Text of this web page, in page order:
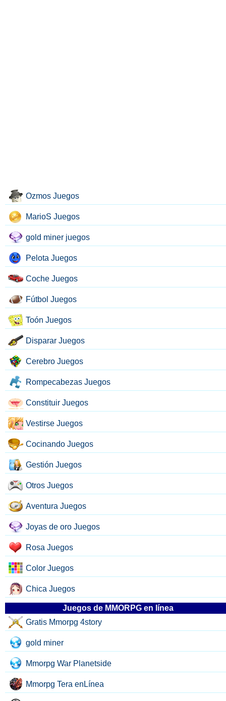
Ozmos Juegos
MarioS Juegos
gold miner juegos
Pelota Juegos
Coche Juegos
Fútbol Juegos
Toón Juegos
Disparar Juegos
Cerebro Juegos
Rompecabezas Juegos
Constituir Juegos
Vestirse Juegos
Cocinando Juegos
Gestión Juegos
Otros Juegos
Aventura Juegos
Joyas de oro Juegos
Rosa Juegos
Color Juegos
Chica Juegos
Juegos de MMORPG en línea
Gratis Mmorpg 4story
gold miner
Mmorpg War Planetside
Mmorpg Tera enLínea